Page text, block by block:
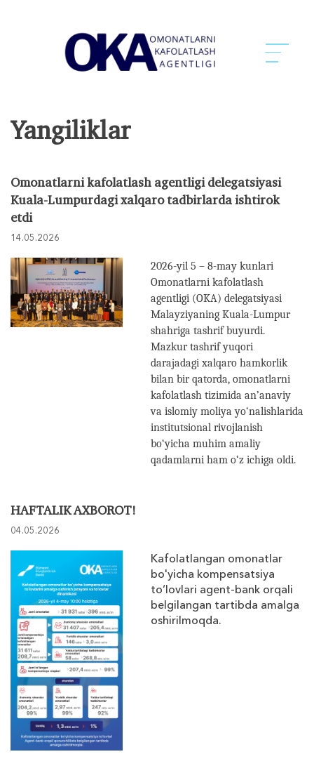
Yangiliklar
Omonatlarni kafolatlash agentligi delegatsiyasi
Kuala-Lumpurdagi xalqaro tadbirlarda ishtirok
etdi
14.05.2026
2026-yil 5 – 8-may kunlari
Omonatlarni kafolatlash
agentligi (OKA) delegatsiyasi
Malayziyaning Kuala-Lumpur
shahriga tashrif buyurdi.
Mazkur tashrif yuqori
darajadagi xalqaro hamkorlik
bilan bir qatorda, omonatlarni
kafolatlash tizimida an’anaviy
va islomiy moliya yo‘nalishlarida
institutsional rivojlanish
bo‘yicha muhim amaliy
qadamlarni ham o‘z ichiga oldi.
HAFTALIK AXBOROT!
04.05.2026
Kafolatlangan omonatlar
bo'yicha kompensatsiya
to‘lovlari agent-bank orqali
belgilangan tartibda amalga
oshirilmoqda.